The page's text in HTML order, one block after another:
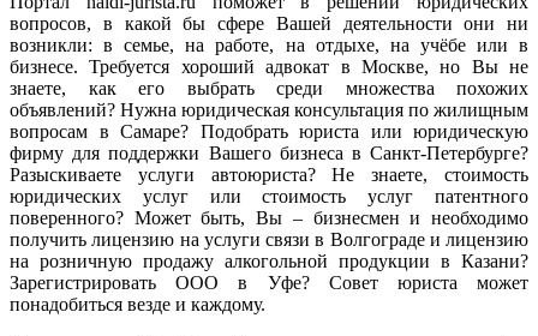
вопросов, в какой бы сфере Вашей деятельности они ни
возникли: в семье, на работе, на отдыхе, на учёбе или в
бизнесе. Требуется хороший адвокат в Москве, но Вы не
знаете, как его выбрать среди множества похожих
объявлений? Нужна юридическая консультация по жилищным
вопросам в Самаре? Подобрать юриста или юридическую
фирму для поддержки Вашего бизнеса в Санкт-Петербурге?
Разыскиваете услуги автоюриста? Не знаете, стоимость
юридических услуг или стоимость услуг патентного
поверенного? Может быть, Вы – бизнесмен и необходимо
получить лицензию на услуги связи в Волгограде и лицензию
на розничную продажу алкогольной продукции в Казани?
Зарегистрировать ООО в Уфе? Совет юриста может
понадобиться везде и каждому.